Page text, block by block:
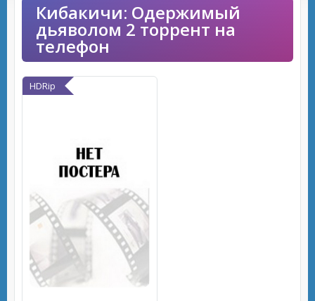
Кибакичи: Одержимый
дьяволом 2 торрент на
телефон
HDRip